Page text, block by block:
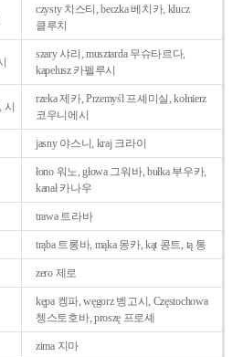
czysty 치스티, beczka 베치카, klucz
클루치
szary 샤리, musztarda 무슈타르다,
kapelusz 카펠루시
시
rzeka 제카, Przemyśl 프셰미실, kołnierz
코우니에시
jasny 야스니, kraj 크라이
łono 워노, głowa 그워바, bułka 부우카,
kanał 카나우
trawa 트라바
trąba 트롱바, mąka 몽카, kąt 콩트, tą 통
zero 제로
kępa 켕파, węgorz 벵고시, Częstochowa
쳉스토호바, proszę 프로셰
zima 지마